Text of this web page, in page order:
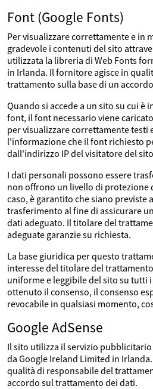
Font (Google Fonts)
Per visualizzare correttamente e in
gradevole i contenuti del sito
utilizzata la libreria di Web Fonts
in Irlanda. Il fornitore agisce in
trattamento sulla base di un
Quando si accede a un sito su cui è
font, il font necessario viene
per visualizzare correttamente testi
l'informazione che il font richiesto
dall'indirizzo IP del visitatore del
I dati personali possono essere
non offrono un livello di protezione
caso, è garantito che siano previste
trasferimento al fine di assicurare
dati adeguato. Il titolare del
adeguate garanzie su richiesta.
La base giuridica per questo
interesse del titolare del
uniforme e leggibile del sito su tutti
ottenuto il consenso, il consenso
revocabile in qualsiasi momento,
Google AdSense
Il sito utilizza il servizio
da Google Ireland Limited in
qualità di responsabile del
accordo sul trattamento dei dati.